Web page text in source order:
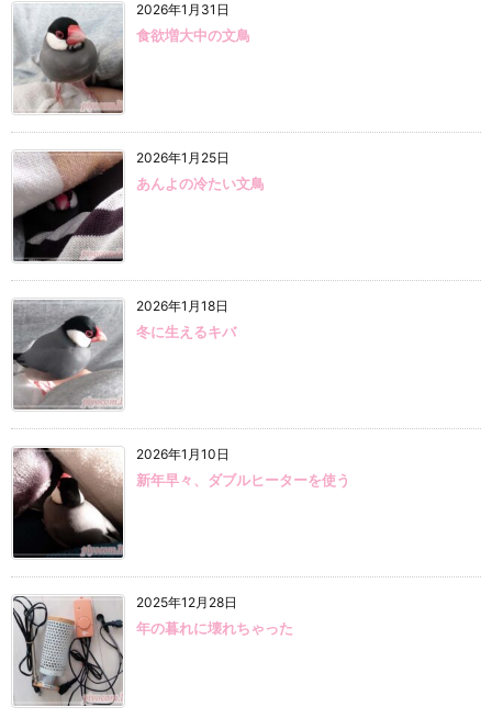
2026年1月31日
食欲増大中の文鳥
2026年1月25日
あんよの冷たい文鳥
2026年1月18日
冬に生えるキバ
2026年1月10日
新年早々、ダブルヒーターを使う
2025年12月28日
年の暮れに壊れちゃった